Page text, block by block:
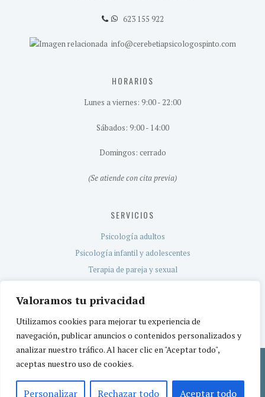
Valoramos tu privacidad
Utilizamos cookies para mejorar tu experiencia de
navegación, publicar anuncios o contenidos personalizados y
analizar nuestro tráfico. Al hacer clic en "Aceptar todo",
aceptas nuestro uso de cookies.
Personalizar Rechazar todo Aceptar todo
623 155 922
info@cerebetiapsicologospinto.com
HORARIOS
Lunes a viernes: 9:00 - 22:00
Sábados: 9:00 - 14:00
Domingos: cerrado
(Se atiende con cita previa)
SERVICIOS
Psicología adultos
Psicología infantil y adolescentes
Terapia de pareja y sexual
Servicio TEA
Política de privacidad Aviso legal
© 2026 CEREBETIA | Centro de Psicología | Centro sanitario registrado por la